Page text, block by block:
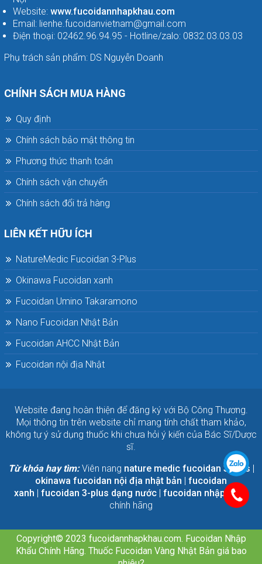
Website: www.fucoidannhapkhau.com
Email: lienhe.fucoidanvietnam@gmail.com
Điện thoại: 02462.96.94.95 - Hotline/zalo: 0832.03.03.03
Phụ trách sản phẩm: DS Nguyễn Doanh
CHÍNH SÁCH MUA HÀNG
Quy định
Chính sách bảo mật thông tin
Phương thức thanh toán
Chính sách vận chuyển
Chính sách đổi trả hàng
LIÊN KẾT HỮU ÍCH
NatureMedic Fucoidan 3-Plus
Okinawa Fucoidan xanh
Fucoidan Umino Takaramono
Nano Fucoidan Nhật Bản
Fucoidan AHCC Nhật Bản
Fucoidan nội địa Nhật
Website đang hoàn thiện để đăng ký với Bộ Công Thương.
Mọi thông tin trên website chỉ mang tính chất tham khảo,
không tự ý sử dụng thuốc khi chưa hỏi ý kiến của Bác Sĩ/Dược
sĩ.
Từ khóa hay tìm:Viên nang nature medic fucoidan 3-plus
okinawa fucoidan nội địa nhật bản
fucoidan
xanh
fucoidan 3-plus dạng nước fucoidan nhập khẩu
chính hãng
Copyright© 2023 fucoidannhapkhau.com. Fucoidan Nhập
Khẩu Chính Hãng. Thuốc Fucoidan Vàng Nhật Bản giá bao